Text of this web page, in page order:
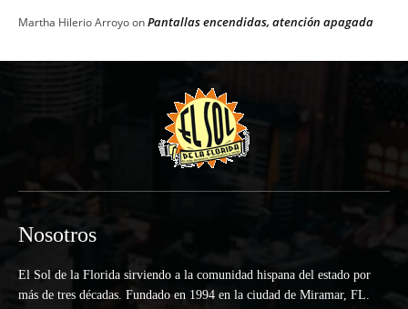
Martha Hilerio ArroyoonPantallas encendidas, atención apagada
Nosotros
El Sol de la Florida sirviendo a la comunidad hispana del estado por
más de tres décadas. Fundado en 1994 en la ciudad de Miramar, FL.